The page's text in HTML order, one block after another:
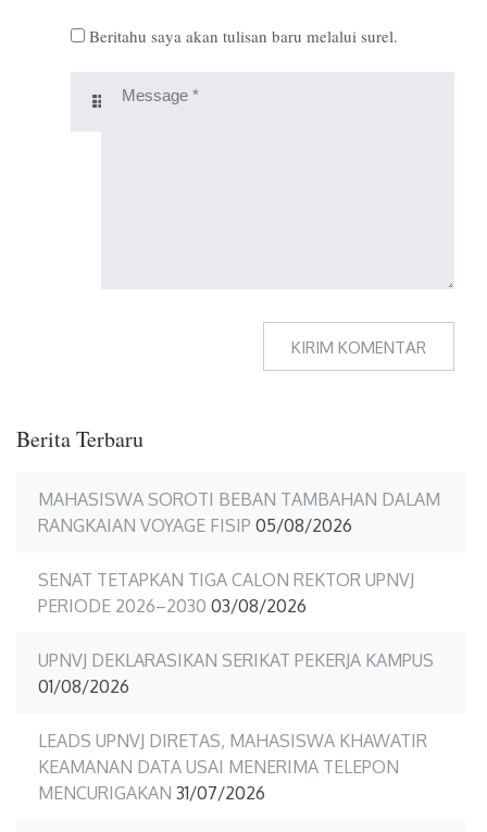
Beritahu saya akan tulisan baru melalui surel.
Berita Terbaru
MAHASISWA SOROTI BEBAN TAMBAHAN DALAM
RANGKAIAN VOYAGE FISIP 05/08/2026
SENAT TETAPKAN TIGA CALON REKTOR UPNVJ
PERIODE 2026–2030 03/08/2026
UPNVJ DEKLARASIKAN SERIKAT PEKERJA KAMPUS
01/08/2026
LEADS UPNVJ DIRETAS, MAHASISWA KHAWATIR
KEAMANAN DATA USAI MENERIMA TELEPON
MENCURIGAKAN 31/07/2026